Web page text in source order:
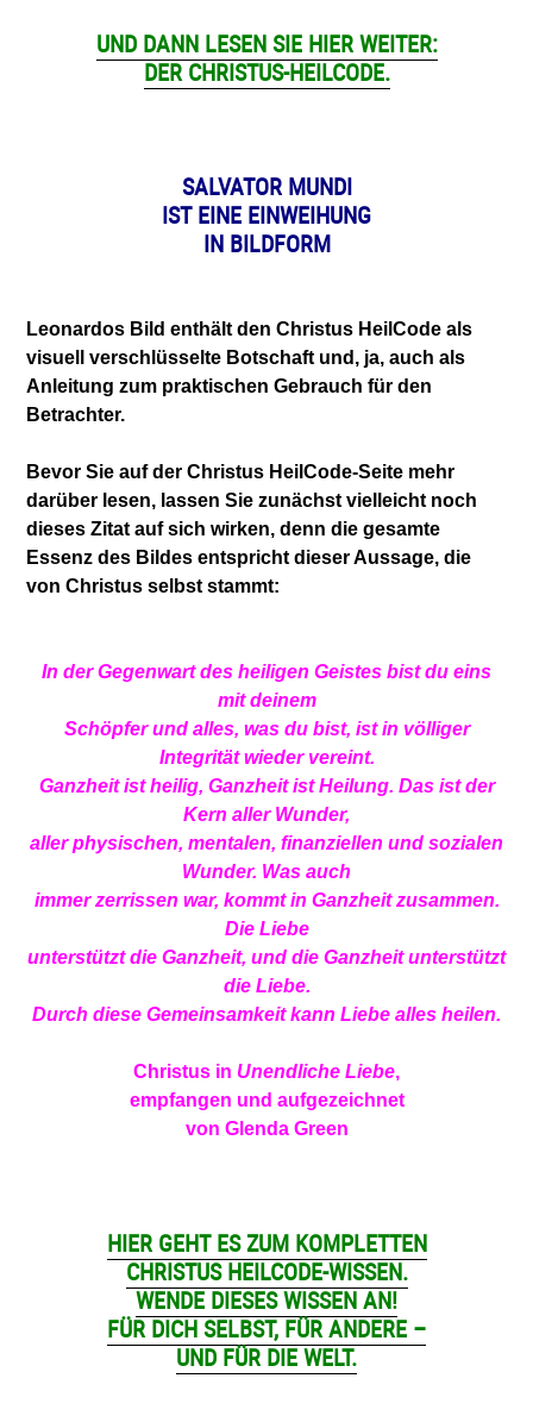
UND DANN LESEN SIE HIER WEITER:
DER CHRISTUS-HEILCODE.
SALVATOR MUNDI
IST EINE EINWEIHUNG
IN BILDFORM
Leonardos Bild enthält den Christus HeilCode als
visuell verschlüsselte Botschaft und, ja, auch als
Anleitung zum praktischen Gebrauch für den
Betrachter.
Bevor Sie auf der Christus HeilCode-Seite mehr
darüber lesen, lassen Sie zunächst vielleicht noch
dieses Zitat auf sich wirken, denn die gesamte
Essenz des Bildes entspricht dieser Aussage, die
von Christus selbst stammt:
In der Gegenwart des heiligen Geistes bist du eins
mit deinem
Schöpfer und alles, was du bist, ist in völliger
Integrität wieder vereint.
Ganzheit ist heilig, Ganzheit ist Heilung. Das ist der
Kern aller Wunder,
aller physischen, mentalen, finanziellen und sozialen
Wunder. Was auch
immer zerrissen war, kommt in Ganzheit zusammen.
Die Liebe
unterstützt die Ganzheit, und die Ganzheit unterstützt
die Liebe.
Durch diese Gemeinsamkeit kann Liebe alles heilen.
Christus in Unendliche Liebe,
empfangen und aufgezeichnet
von Glenda Green
HIER GEHT ES ZUM KOMPLETTEN
CHRISTUS HEILCODE-WISSEN.
WENDE DIESES WISSEN AN!
FÜR DICH SELBST, FÜR ANDERE –
UND FÜR DIE WELT.